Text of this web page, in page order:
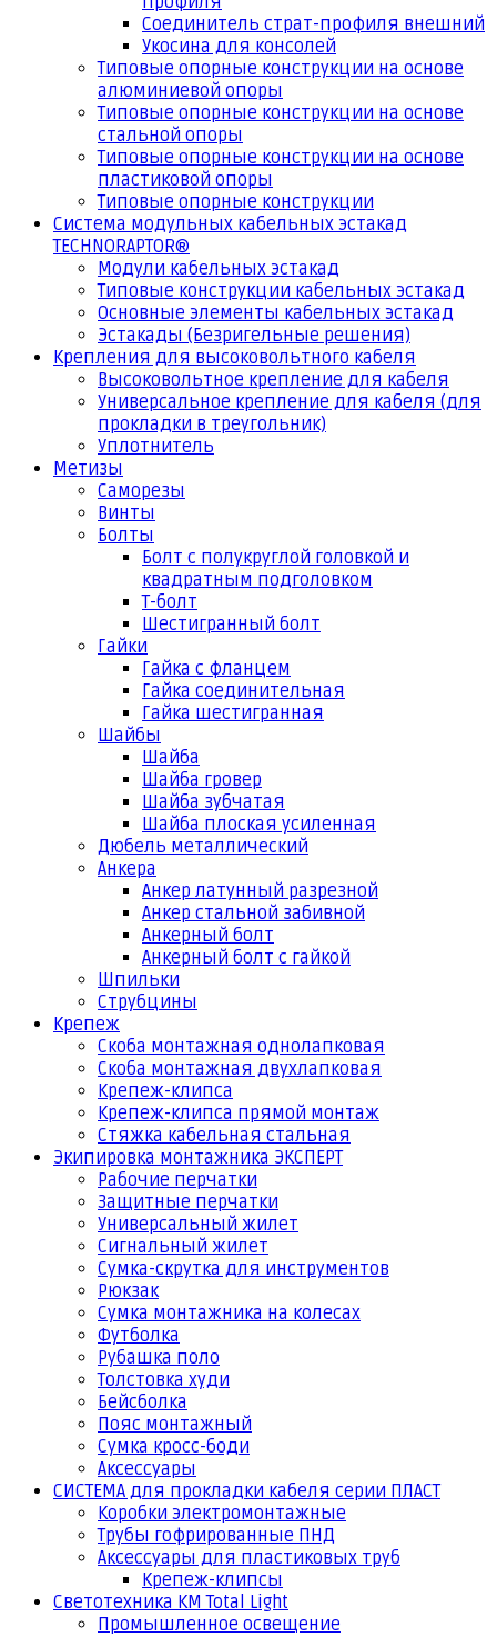
Соединитель страт-профиля внешний
Укосина для консолей
Типовые опорные конструкции на основе
алюминиевой опоры
Типовые опорные конструкции на основе
стальной опоры
Типовые опорные конструкции на основе
пластиковой опоры
Типовые опорные конструкции
Система модульных кабельных эстакад
TECHNORAPTOR®
Модули кабельных эстакад
Типовые конструкции кабельных эстакад
Основные элементы кабельных эстакад
Эстакады (Безригельные решения)
Крепления для высоковольтного кабеля
Высоковольтное крепление для кабеля
Универсальное крепление для кабеля (для
прокладки в треугольник)
Уплотнитель
Метизы
Саморезы
Винты
Болты
Болт с полукруглой головкой и
квадратным подголовком
Т-болт
Шестигранный болт
Гайки
Гайка с фланцем
Гайка соединительная
Гайка шестигранная
Шайбы
Шайба
Шайба гровер
Шайба зубчатая
Шайба плоская усиленная
Дюбель металлический
Анкера
Анкер латунный разрезной
Анкер стальной забивной
Анкерный болт
Анкерный болт с гайкой
Шпильки
Струбцины
Крепеж
Скоба монтажная однолапковая
Скоба монтажная двухлапковая
Крепеж-клипса
Крепеж-клипса прямой монтаж
Стяжка кабельная стальная
Экипировка монтажника ЭКСПЕРТ
Рабочие перчатки
Защитные перчатки
Универсальный жилет
Сигнальный жилет
Сумка-скрутка для инструментов
Рюкзак
Сумка монтажника на колесах
Футболка
Рубашка поло
Толстовка худи
Бейсболка
Пояс монтажный
Сумка кросс-боди
Аксессуары
СИСТЕМА для прокладки кабеля серии ПЛАСТ
Коробки электромонтажные
Трубы гофрированные ПНД
Аксессуары для пластиковых труб
Крепеж-клипсы
Светотехника КМ Total Light
Промышленное освещение